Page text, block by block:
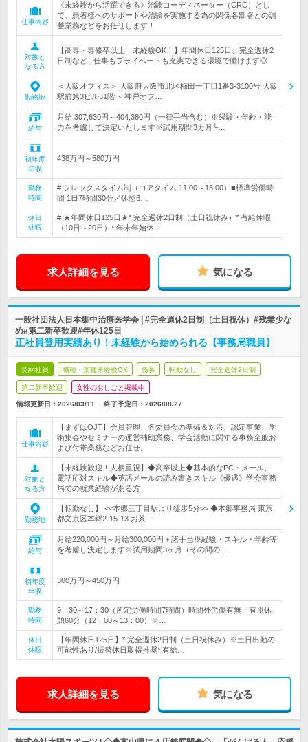
仕事内容
《未経験から活躍できる》治験コーディネーター（CRC）とし
て、患者様へのサポートや治験を実施する為の関係各部署との調
整業務などをお任せします！
対象と
なる方
【高専・専修卒以上｜未経験OK！】年間休日125日、完全週休2
日制など...仕事もプライベートも充実できる環境で働けます◎
勤務地
＜大阪オフィス＞ 大阪府大阪市北区梅田一丁目1番3-3100号 大阪
駅前第3ビル31階 ＜神戸オフ…
給与
月給 307,630円～404,380円（一律手当含む）※経験・年齢・能
力を考慮して決定いたします※試用期間3カ月└…
初年度
年収
438万円～580万円
勤務
時間
# フレックスタイム制（コアタイム 11:00～15:00）■標準労働時
間 1日7時間30分／休憩6…
休日
休暇
# ★年間休日125日★* 完全週休2日制（土日祝休み）* 有給休暇
（10日～20日）* 年末年始休…
求人詳細を見る 気になる
一般社団法人日本集中治療医学会 | #完全週休2日制（土日祝休）#残業少な
め#第二新卒歓迎#年休125日
正社員登用実績あり！未経験から始められる【事務局職員】
契約社員 職種・業種未経験OK 急募 転勤なし 完全週休2日制
第二新卒歓迎 女性のおしごと掲載中
情報更新日：2026/03/11 終了予定日： 2026/08/27
仕事内容
【まずはOJT】会員管理、各委員会の準備＆対応、認定事業、学
術集会やセミナーの運営補助業務、学会活動に関する事務全般お
よび付帯業務などお任せ。
対象と
なる方
【未経験歓迎！人柄重視】◆高卒以上◆基本的なPC・メール、
電話応対スキル◆英語メールの読み書きスキル《優遇》学会事務
局での就業経験がある方
勤務地
【転勤なし】 <<本郷三丁目駅より徒歩5分>> ◆本郷事務局 東京
都文京区本郷2-15-13 お茶…
給与
月給220,000円～月給300,000円＋諸手当※経験・スキル・年齢等
を考慮し決定します※試用期間3ヶ月（その間の…
初年度
年収
300万円～450万円
勤務
時間
9：30～17：30（所定労働時間7時間）時間外労働有無：有※休
憩60分（12：00～13：00）※…
休日
休暇
【年間休日125日】* 完全週休2日制（土日祝休み）※土日出勤の
可能性あり/振替休日取得推奨* 有給…
求人詳細を見る 気になる